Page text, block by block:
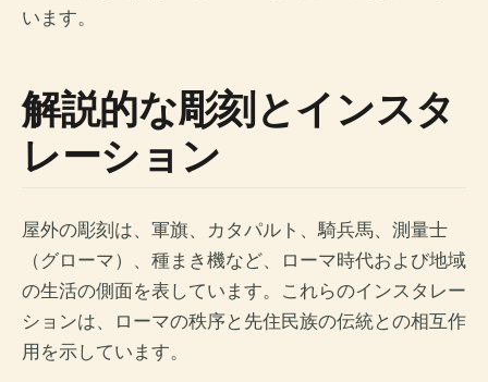
います。
解説的な彫刻とインスタ
レーション
屋外の彫刻は、軍旗、カタパルト、騎兵馬、測量士
（グローマ）、種まき機など、ローマ時代および地域
の生活の側面を表しています。これらのインスタレー
ションは、ローマの秩序と先住民族の伝統との相互作
用を示しています。